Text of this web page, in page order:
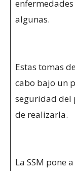
algunas.
Estas tomas
cabo bajo un
seguridad del
de realizarla.
La SSM pone